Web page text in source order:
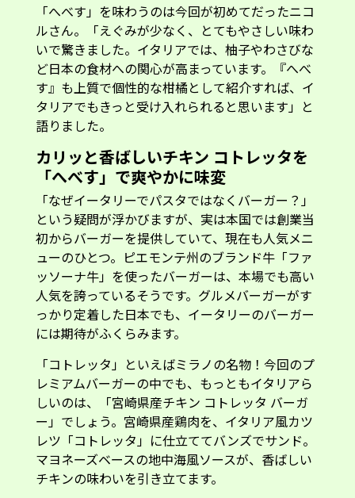
「へべす」を味わうのは今回が初めてだったニコ
ルさん。「えぐみが少なく、とてもやさしい味わ
いで驚きました。イタリアでは、柚子やわさびな
ど日本の食材への関心が高まっています。『へべ
す』も上質で個性的な柑橘として紹介すれば、イ
タリアでもきっと受け入れられると思います」と
語りました。
カリッと香ばしいチキン コトレッタを
「へべす」で爽やかに味変
「なぜイータリーでパスタではなくバーガー？」
という疑問が浮かびますが、実は本国では創業当
初からバーガーを提供していて、現在も人気メニ
ューのひとつ。ピエモンテ州のブランド牛「ファ
ッソーナ牛」を使ったバーガーは、本場でも高い
人気を誇っているそうです。グルメバーガーがす
っかり定着した日本でも、イータリーのバーガー
には期待がふくらみます。
「コトレッタ」といえばミラノの名物！今回のプ
レミアムバーガーの中でも、もっともイタリアら
しいのは、「宮崎県産チキン コトレッタ バーガ
ー」でしょう。宮崎県産鶏肉を、イタリア風カツ
レツ「コトレッタ」に仕立ててバンズでサンド。
マヨネーズベースの地中海風ソースが、香ばしい
チキンの味わいを引き立てます。